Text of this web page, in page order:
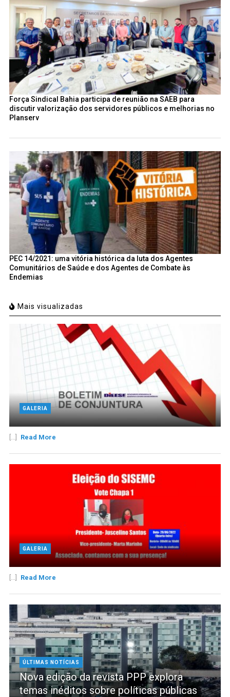
Força Sindical Bahia participa de reunião na SAEB para
discutir valorização dos servidores públicos e melhorias no
Planserv
PEC 14/2021: uma vitória histórica da luta dos Agentes
Comunitários de Saúde e dos Agentes de Combate às
Endemias
Mais visualizadas
GALERIA
[...] Read More
GALERIA
[...] Read More
ÚLTIMAS NOTÍCIAS
Nova edição da revista PPP explora
temas inéditos sobre políticas públicas